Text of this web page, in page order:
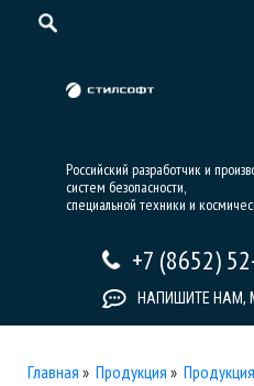
Российский разработчик и
систем безопасности,
специальной техники и
+7 (8652)
НАПИШИТЕ НАМ,
Главная » Продукция »